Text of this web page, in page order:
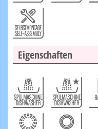
Eigenschaften